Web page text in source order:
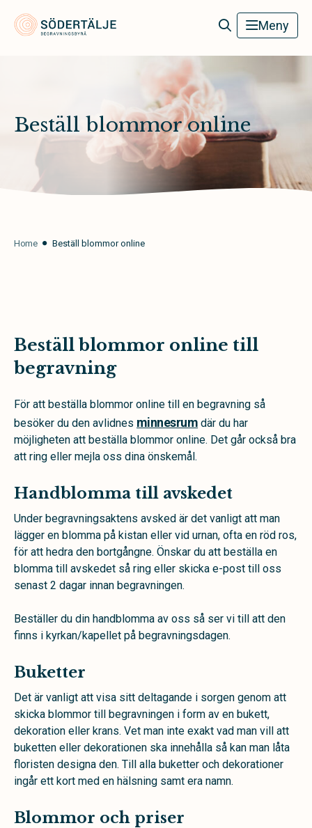
Södertälje Begravningsbyrå Meny
Beställ blommor online
Home Beställ blommor online
Beställ blommor online till
begravning
För att beställa blommor online till en begravning så
besöker du den avlidnes minnesrum där du har
möjligheten att beställa blommor online. Det går också bra
att ring eller mejla oss dina önskemål.
Handblomma till avskedet
Under begravningsaktens avsked är det vanligt att man
lägger en blomma på kistan eller vid urnan, ofta en röd ros,
för att hedra den bortgångne. Önskar du att beställa en
blomma till avskedet så ring eller skicka e-post till oss
senast 2 dagar innan begravningen.
Beställer du din handblomma av oss så ser vi till att den
finns i kyrkan/kapellet på begravningsdagen.
Buketter
Det är vanligt att visa sitt deltagande i sorgen genom att
skicka blommor till begravningen i form av en bukett,
dekoration eller krans. Vet man inte exakt vad man vill att
buketten eller dekorationen ska innehålla så kan man låta
floristen designa den. Till alla buketter och dekorationer
ingår ett kort med en hälsning samt era namn.
Blommor och priser